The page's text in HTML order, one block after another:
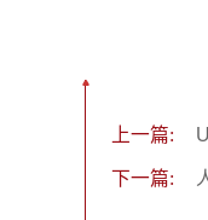
上一篇:
下一篇: